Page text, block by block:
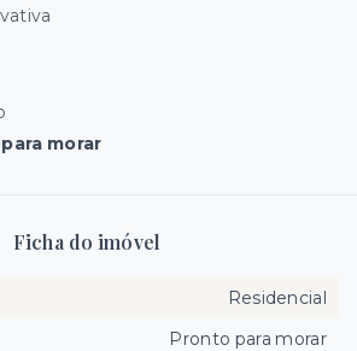
morar
Ficha do imóvel
Residencial
Pronto para morar